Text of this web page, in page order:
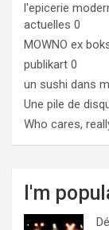
l'epicerie
actuelles 0
MOWNO ex
publikart 0
un sushi dans
Une pile de
Who cares,
I'm